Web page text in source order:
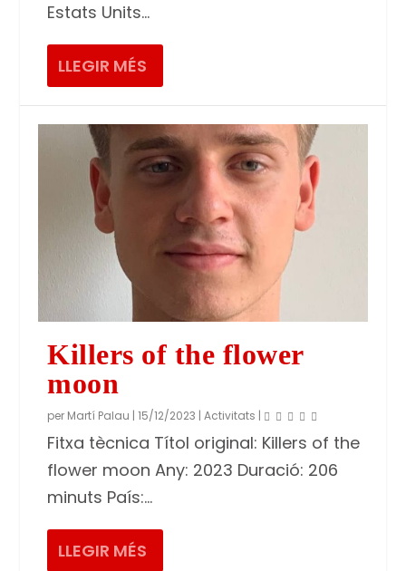
Estats Units...
LLEGIR MÉS
Killers of the flower
moon
per Martí Palau |15/12/2023 |Activitats |
Fitxa tècnica Títol original: Killers of the
flower moon Any: 2023 Duració: 206
minuts País:...
LLEGIR MÉS